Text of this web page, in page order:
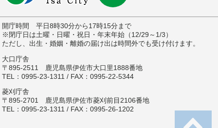
開庁時間 平日8時30分から17時15分まで
※閉庁日は土曜・日曜・祝日・年末年始（12/29～1/3）
ただし、出生・婚姻・離婚の届け出は時間外でも受け付けます。
大口庁舎
〒895-2511 鹿児島県伊佐市大口里1888番地
TEL：0995-23-1311 / FAX：0995-22-5344
菱刈庁舎
〒895-2701 鹿児島県伊佐市菱刈前目2106番地
TEL：0995-23-1311 / FAX：0995-26-1202